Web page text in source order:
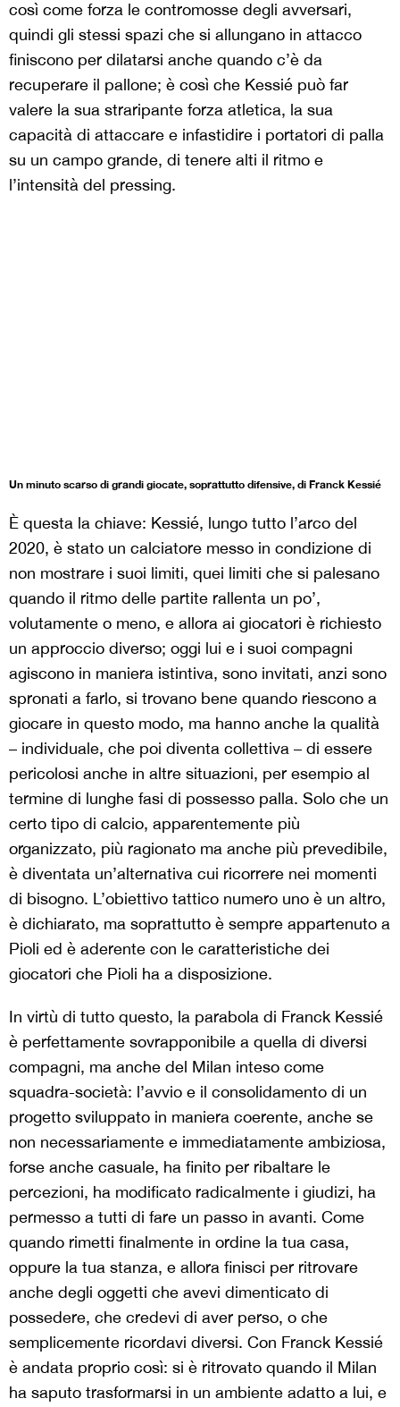
così come forza le contromosse degli avversari,
quindi gli stessi spazi che si allungano in attacco
finiscono per dilatarsi anche quando c’è da
recuperare il pallone; è così che Kessié può far
valere la sua straripante forza atletica, la sua
capacità di attaccare e infastidire i portatori di palla
su un campo grande, di tenere alti il ritmo e
l’intensità del pressing.
Un minuto scarso di grandi giocate, soprattutto difensive, di Franck Kessié
È questa la chiave: Kessié, lungo tutto l’arco del
2020, è stato un calciatore messo in condizione di
non mostrare i suoi limiti, quei limiti che si palesano
quando il ritmo delle partite rallenta un po’,
volutamente o meno, e allora ai giocatori è richiesto
un approccio diverso; oggi lui e i suoi compagni
agiscono in maniera istintiva, sono invitati, anzi sono
spronati a farlo, si trovano bene quando riescono a
giocare in questo modo, ma hanno anche la qualità
– individuale, che poi diventa collettiva – di essere
pericolosi anche in altre situazioni, per esempio al
termine di lunghe fasi di possesso palla. Solo che un
certo tipo di calcio, apparentemente più
organizzato, più ragionato ma anche più prevedibile,
è diventata un’alternativa cui ricorrere nei momenti
di bisogno. L’obiettivo tattico numero uno è un altro,
è dichiarato, ma soprattutto è sempre appartenuto a
Pioli ed è aderente con le caratteristiche dei
giocatori che Pioli ha a disposizione.
In virtù di tutto questo, la parabola di Franck Kessié
è perfettamente sovrapponibile a quella di diversi
compagni, ma anche del Milan inteso come
squadra-società: l’avvio e il consolidamento di un
progetto sviluppato in maniera coerente, anche se
non necessariamente e immediatamente ambiziosa,
forse anche casuale, ha finito per ribaltare le
percezioni, ha modificato radicalmente i giudizi, ha
permesso a tutti di fare un passo in avanti. Come
quando rimetti finalmente in ordine la tua casa,
oppure la tua stanza, e allora finisci per ritrovare
anche degli oggetti che avevi dimenticato di
possedere, che credevi di aver perso, o che
semplicemente ricordavi diversi. Con Franck Kessié
è andata proprio così: si è ritrovato quando il Milan
ha saputo trasformarsi in un ambiente adatto a lui, e